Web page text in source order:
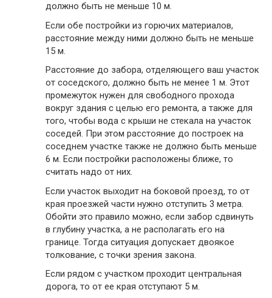
должно быть не меньше 10 м.
Если обе постройки из горючих материалов,
расстояние между ними должно быть не меньше
15 м.
Расстояние до забора, отделяющего ваш участок
от соседского, должно быть не менее 1 м. Этот
промежуток нужен для свободного прохода
вокруг здания с целью его ремонта, а также для
того, чтобы вода с крыши не стекала на участок
соседей. При этом расстояние до построек на
соседнем участке также не должно быть меньше
6 м. Если постройки расположены ближе, то
считать надо от них.
Если участок выходит на боковой проезд, то от
края проезжей части нужно отступить 3 метра.
Обойти это правило можно, если забор сдвинуть
в глубину участка, а не располагать его на
границе. Тогда ситуация допускает двоякое
толкование, с точки зрения закона.
Если рядом с участком проходит центральная
дорога, то от ее края отступают 5 м.